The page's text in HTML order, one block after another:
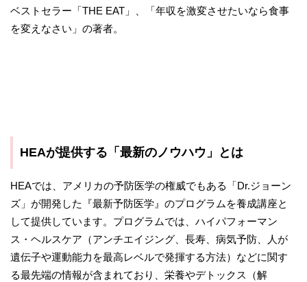
ベストセラー「THE EAT」、「年収を激変させたいなら食事
を変えなさい」の著者。
HEAが提供する「最新のノウハウ」とは
HEAでは、アメリカの予防医学の権威でもある「Dr.ジョーン
ズ」が開発した『最新予防医学』のプログラムを養成講座と
して提供しています。プログラムでは、ハイパフォーマン
ス・ヘルスケア（アンチエイジング、長寿、病気予防、人が
遺伝子や運動能力を最高レベルで発揮する方法）などに関す
る最先端の情報が含まれており、栄養やデトックス（解